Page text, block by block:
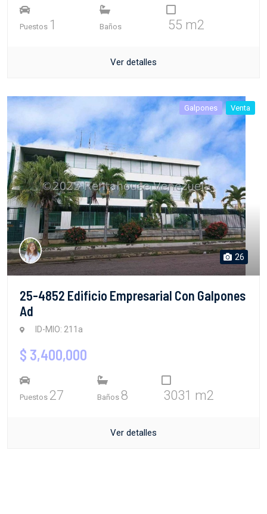
Puestos 1 Baños 55 m2
Ver detalles
Galpones Venta
26
25-4852 Edificio Empresarial Con Galpones
Ad
ID-MIO: 211a
$ 3,400,000
Puestos 27 Baños 8 3031 m2
Ver detalles